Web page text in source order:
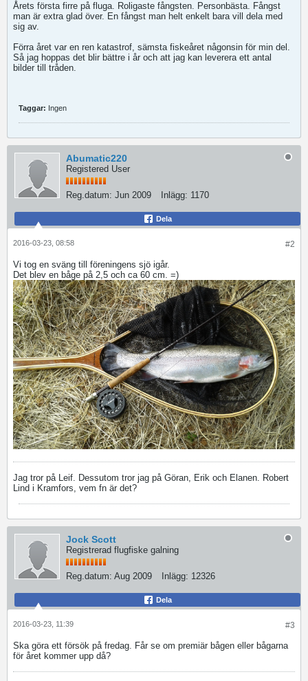
Årets första firre på fluga. Roligaste fångsten. Personbästa. Fångst
man är extra glad över. En fångst man helt enkelt bara vill dela med
sig av.
Förra året var en ren katastrof, sämsta fiskeåret någonsin för min del.
Så jag hoppas det blir bättre i år och att jag kan leverera ett antal
bilder till tråden.
Taggar: Ingen
Abumatic220
Registered User
Reg.datum: Jun 2009 Inlägg: 1170
Dela
#2
2016-03-23, 08:58
Vi tog en sväng till föreningens sjö igår.
Det blev en båge på 2,5 och ca 60 cm. =)
Jag tror på Leif. Dessutom tror jag på Göran, Erik och Elanen. Robert
Lind i Kramfors, vem fn är det?
Jock Scott
Registrerad flugfiske galning
Reg.datum: Aug 2009 Inlägg: 12326
Dela
#3
2016-03-23, 11:39
Ska göra ett försök på fredag. Får se om premiär bågen eller bågarna
för året kommer upp då?